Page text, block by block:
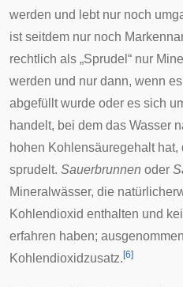
werden und lebt nur noch
ist seitdem nur noch
rechtlich als „Sprudel“ nur
werden und nur dann, wenn
abgefüllt wurde oder es sich
handelt, bei dem das Wasser
hohen Kohlensäuregehalt
sprudelt. Sauerbrunnen oder
Mineralwässer, die
Kohlendioxid enthalten und
erfahren haben;
Kohlendioxidzusatz. [6]